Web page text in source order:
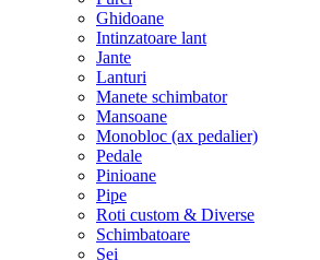
Ghidoane
Intinzatoare lant
Jante
Lanturi
Manete schimbator
Mansoane
Monobloc (ax pedalier)
Pedale
Pinioane
Pipe
Roti custom & Diverse
Schimbatoare
Sei